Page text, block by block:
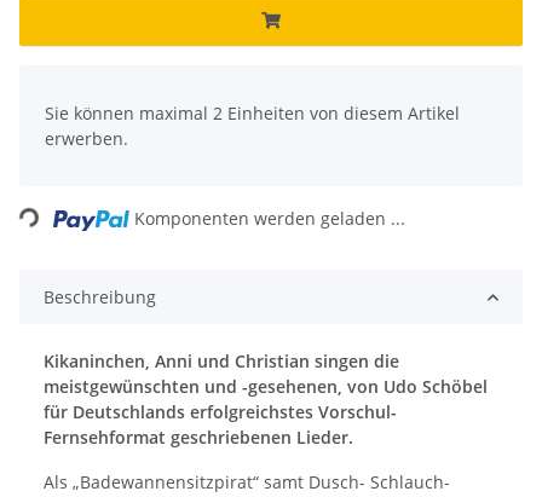
Sie können maximal 2 Einheiten von diesem Artikel
erwerben.
Loading... Komponenten werden geladen ...
Beschreibung
Kikaninchen, Anni und Christian singen die
meistgewünschten und -gesehenen, von Udo Schöbel
für Deutschlands erfolgreichstes Vorschul-
Fernsehformat geschriebenen Lieder.
Als „Badewannensitzpirat“ samt Dusch- Schlauch-